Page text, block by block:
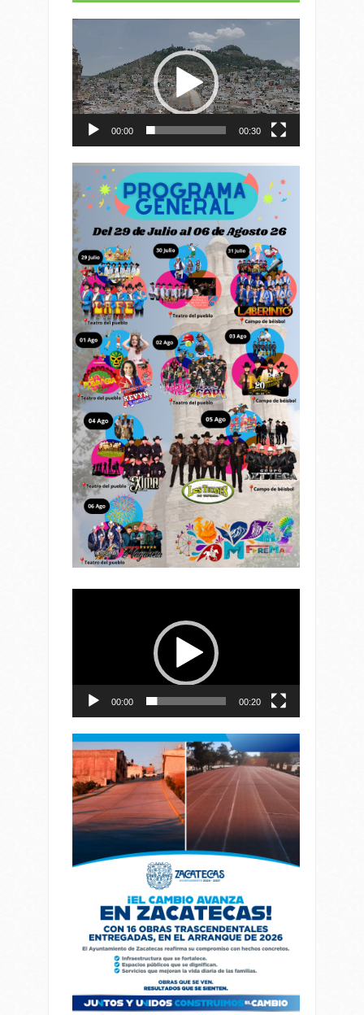
de
vídeo
00:00 00:30
00:00 00:20